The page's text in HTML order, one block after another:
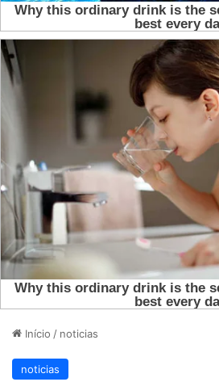
Início / noticias
noticias